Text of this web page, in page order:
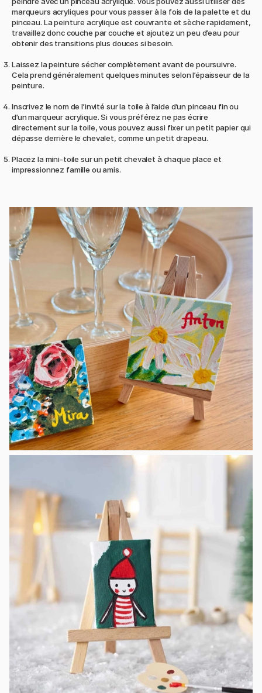
marqueurs acryliques pour vous passer à la fois de la palette et du
pinceau. La peinture acrylique est couvrante et sèche rapidement,
travaillez donc couche par couche et ajoutez un peu d’eau pour
obtenir des transitions plus douces si besoin.
Laissez la peinture sécher complètement avant de poursuivre.
Cela prend généralement quelques minutes selon l’épaisseur de la
peinture.
Inscrivez le nom de l’invité sur la toile à l’aide d’un pinceau fin ou
d’un marqueur acrylique. Si vous préférez ne pas écrire
directement sur la toile, vous pouvez aussi fixer un petit papier qui
dépasse derrière le chevalet, comme un petit drapeau.
Placez la mini-toile sur un petit chevalet à chaque place et
impressionnez famille ou amis.